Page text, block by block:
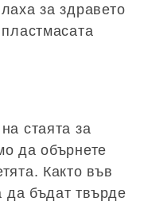
за здравето
стаята за
да обърнете
Както във
да бъдат твърде